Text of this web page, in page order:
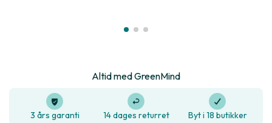
Altid med GreenMind
3 års garanti 14 dages returret Byt i 18 butikker